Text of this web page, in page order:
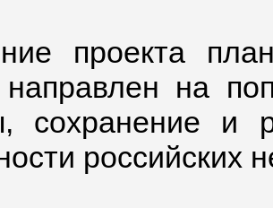
проекта
направлен на
сохранение и
российских